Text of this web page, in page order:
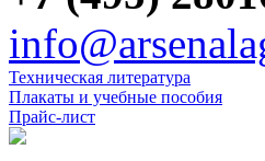
Техническая литература
Плакаты и учебные пособия
Прайс-лист